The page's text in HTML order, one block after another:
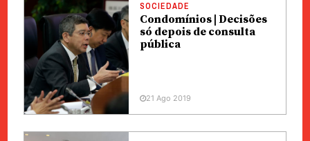
SOCIEDADE
Condomínios | Decisões
só depois de consulta
pública
21 Ago 2019